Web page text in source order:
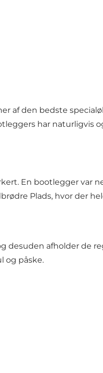
af den bedste
har naturligvis
En bootlegger var
Plads, hvor der
desuden afholder de
og påske.